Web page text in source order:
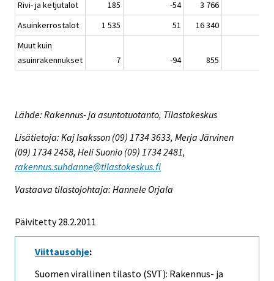
Rivi- ja ketjutalot
185 -54 3 766
Asuinkerrostalot
1 535 51 16 340
Muut kuin
asuinrakennukset
7 -94 855
Lähde: Rakennus- ja asuntotuotanto, Tilastokeskus
Lisätietoja: Kaj Isaksson (09) 1734 3633, Merja Järvinen
(09) 1734 2458, Heli Suonio (09) 1734 2481,
rakennus.suhdanne@tilastokeskus.fi
Vastaava tilastojohtaja: Hannele Orjala
Päivitetty 28.2.2011
Viittausohje:
Suomen virallinen tilasto (SVT): Rakennus- ja